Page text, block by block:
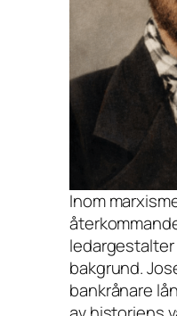
Inom
ledargestalter
bakgrund.
bankrånare